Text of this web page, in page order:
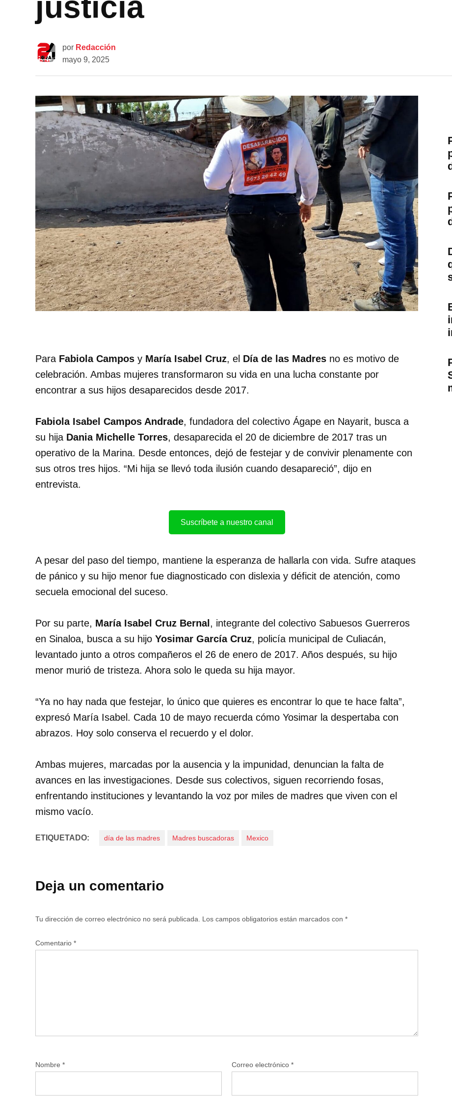
por Redacción
mayo 9, 2025
Para Fabiola Campos y María Isabel Cruz, el Día de las Madres no es motivo de
celebración. Ambas mujeres transformaron su vida en una lucha constante por
encontrar a sus hijos desaparecidos desde 2017.
Fabiola Isabel Campos Andrade, fundadora del colectivo Ágape en Nayarit, busca a
su hija Dania Michelle Torres, desaparecida el 20 de diciembre de 2017 tras un
operativo de la Marina. Desde entonces, dejó de festejar y de convivir plenamente con
sus otros tres hijos. “Mi hija se llevó toda ilusión cuando desapareció”, dijo en
entrevista.
Suscríbete a nuestro canal
A pesar del paso del tiempo, mantiene la esperanza de hallarla con vida. Sufre ataques
de pánico y su hijo menor fue diagnosticado con dislexia y déficit de atención, como
secuela emocional del suceso.
Por su parte, María Isabel Cruz Bernal , integrante del colectivo Sabuesos Guerreros
en Sinaloa, busca a su hijo Yosimar García Cruz, policía municipal de Culiacán,
levantado junto a otros compañeros el 26 de enero de 2017. Años después, su hijo
menor murió de tristeza. Ahora solo le queda su hija mayor.
“Ya no hay nada que festejar, lo único que quieres es encontrar lo que te hace falta”,
expresó María Isabel. Cada 10 de mayo recuerda cómo Yosimar la despertaba con
abrazos. Hoy solo conserva el recuerdo y el dolor.
Ambas mujeres, marcadas por la ausencia y la impunidad, denuncian la falta de
avances en las investigaciones. Desde sus colectivos, siguen recorriendo fosas,
enfrentando instituciones y levantando la voz por miles de madres que viven con el
mismo vacío.
ETIQUETADO: día de las madres Madres buscadoras Mexico
Deja un comentario
Tu dirección de correo electrónico no será publicada. Los campos obligatorios están marcados con *
Comentario *
Nombre * Correo electrónico *